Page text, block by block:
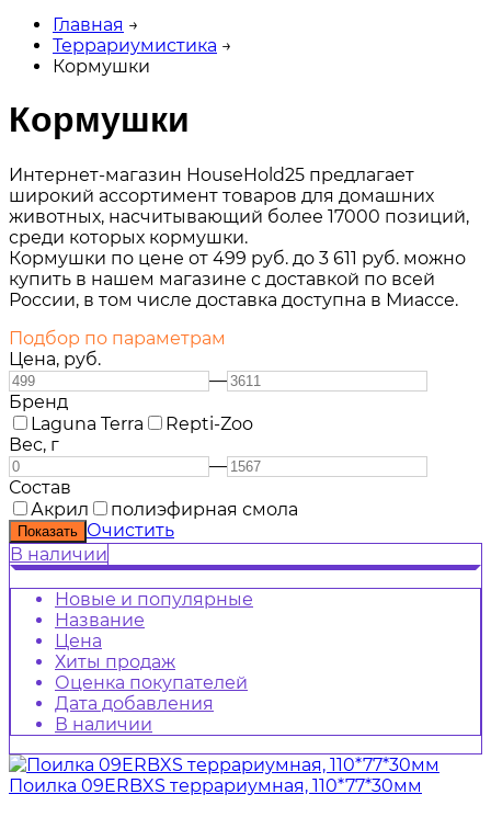
Главная →
Террариумистика →
Кормушки
Кормушки
Интернет-магазин HouseHold25 предлагает
широкий ассортимент товаров для домашних
животных, насчитывающий более 17000 позиций,
среди которых кормушки.
Кормушки по цене от 499 руб. до 3 611 руб. можно
купить в нашем магазине с доставкой по всей
России, в том числе доставка доступна в Миассе.
Подбор по параметрам
Цена, руб.
—
Бренд
Laguna Terra
Repti-Zoo
Вес, г
—
Состав
Акрил
полиэфирная смола
Очистить
В наличии
Новые и популярные
Название
Цена
Хиты продаж
Оценка покупателей
Дата добавления
В наличии
Поилка 09ERBXS террариумная, 110*77*30мм